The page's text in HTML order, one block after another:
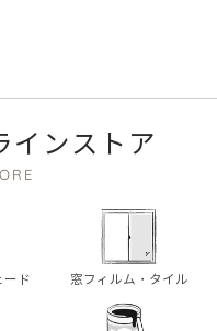
インストア
ード 窓フィルム・タイル